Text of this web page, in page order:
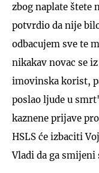
zbog naplate štete
potvrdio da nije
odbacujem sve te
nikakav novac se
imovinska korist,
poslao ljude u
kaznene prijave
HSLS će izbaciti
Vladi da ga